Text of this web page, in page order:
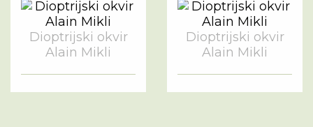
Dioptrijski okvir
Alain Mikli
Dioptrijski okvir
Alain Mikli